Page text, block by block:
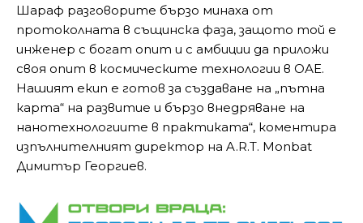
Шараф разговорите бързо минаха от
протоколната в същинска фаза, защото той е
инженер с богат опит и с амбиции да приложи
своя опит в космическите технологии в ОАЕ.
Нашият екип е готов за създаване на „пътна
карта“ на развитие и бързо внедряване на
нанотехнологиите в практиката“, коментира
изпълнителният директор на A.R.T. Monbat
Димитър Георгиев.